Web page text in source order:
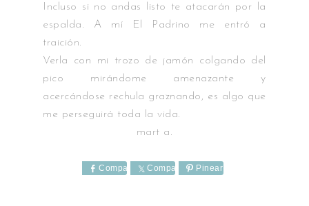
Incluso si no andas listo te atacarán por la
espalda. A mí El Padrino me entró a
traición.
Verla con mi trozo de jamón colgando del
pico mirándome amenazante y
acercándose rechula graznando, es algo que
me perseguirá toda la vida.
mart a.
Comparte Comparte Pinear